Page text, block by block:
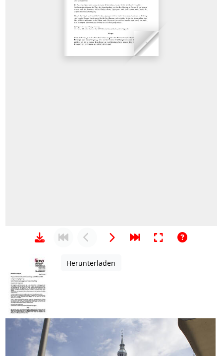
Herunterladen